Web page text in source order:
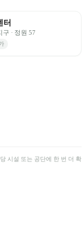
터
구 · 정원 57
시설 또는 공단에 한 번 더 확